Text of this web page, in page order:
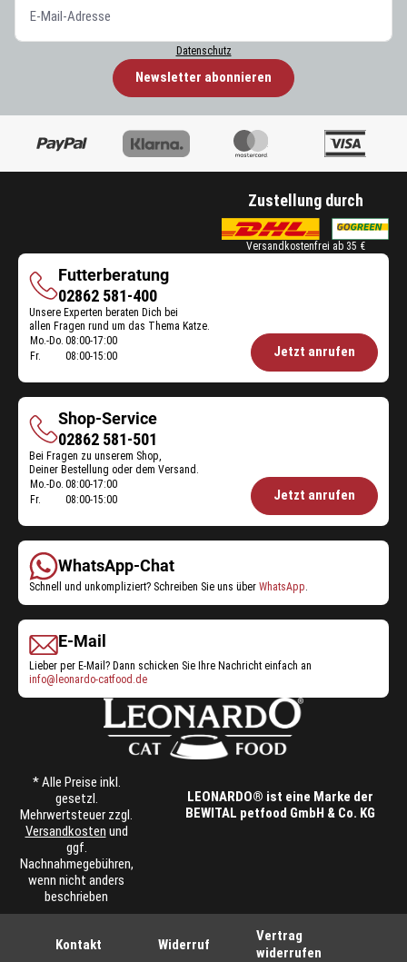
Datenschutz
Newsletter abonnieren
Zustellung durch
Versandkostenfrei ab 35 €
Futterberatung
Futterberatung
02862 581-400
Unsere Experten beraten Dich bei
allen Fragen rund um das Thema Katze.
Öffnungszeiten
Mo.-Do. 08:00-17:00
Fr.
08:00-15:00 Jetzt anrufen
Shop-Service
Shop-
Service
02862 581-501
Bei Fragen zu unserem Shop,
Deiner Bestellung oder dem Versand.
Öffnungszeiten
Mo.-Do. 08:00-17:00
Fr.
08:00-15:00 Jetzt anrufen
WhatsApp-Chat
Schnell und unkompliziert? Schreiben Sie uns über WhatsApp
E-Mail
Lieber per E-Mail? Dann schicken Sie Ihre Nachricht einfach an
info@leonardo-catfood.de
* Alle Preise inkl.
gesetzl.
Mehrwertsteuer zzgl.
Versandkosten und
ggf.
Nachnahmegebühren,
wenn nicht anders
beschrieben
LEONARDO® ist eine Marke der
BEWITAL petfood GmbH & Co. KG
Kontakt Widerruf
Vertrag
widerrufen